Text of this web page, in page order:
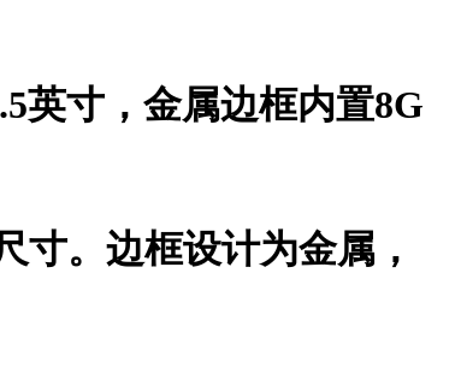
英寸，金属边框内置8G
寸。边框设计为金属，